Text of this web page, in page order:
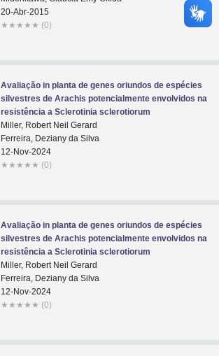
20-Abr-2015
★ ★ ★ ★ ★ (0)
Avaliação in planta de genes oriundos de espécies
silvestres de Arachis potencialmente envolvidos na
resistência a Sclerotinia sclerotiorum
Miller, Robert Neil Gerard
Ferreira, Deziany da Silva
12-Nov-2024
★ ★ ★ ★ ★ (0)
Avaliação in planta de genes oriundos de espécies
silvestres de Arachis potencialmente envolvidos na
resistência a Sclerotinia sclerotiorum
Miller, Robert Neil Gerard
Ferreira, Deziany da Silva
12-Nov-2024
★ ★ ★ ★ ★ (0)